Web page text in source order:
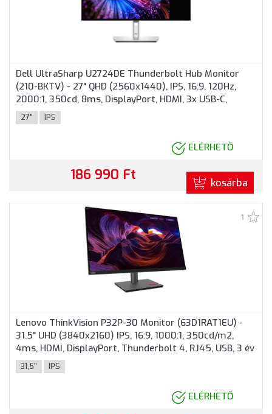
Dell UltraSharp U2724DE Thunderbolt Hub Monitor
(210-BKTV) - 27" QHD (2560x1440), IPS, 16:9, 120Hz,
2000:1, 350cd, 8ms, DisplayPort, HDMI, 3x USB-C,
Thunderbolt, 3 év garancia, Ezüst színben
27" IPS
ELÉRHETŐ
186 990 Ft kosárba
1
Lenovo ThinkVision P32P-30 Monitor (63D1RAT1EU) -
31.5" UHD (3840x2160) IPS, 16:9, 1000:1, 350cd/m2,
4ms, HDMI, DisplayPort, Thunderbolt 4, RJ45, USB, 3 év
garancia, Fekete színben
31,5" IPS
ELÉRHETŐ